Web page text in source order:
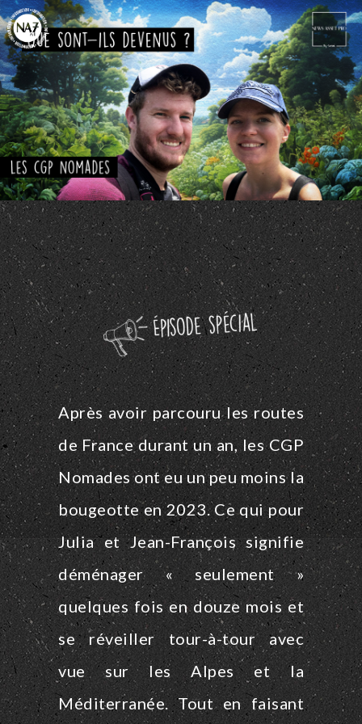
Après avoir parcouru les routes
de France durant un an, les CGP
Nomades ont eu un peu moins la
bougeotte en 2023. Ce qui pour
Julia et Jean-François signifie
déménager « seulement »
quelques fois en douze mois et
se réveiller tour-à-tour avec
vue sur les Alpes et la
Méditerranée. Tout en faisant